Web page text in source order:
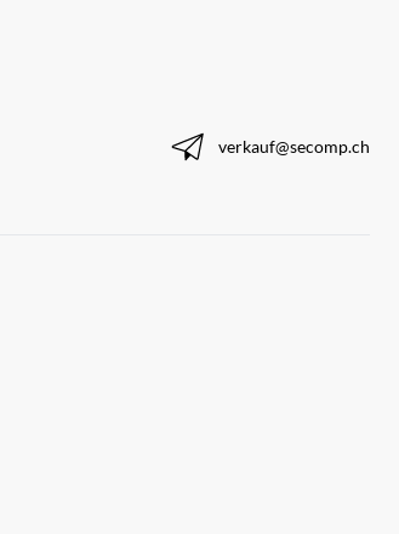
verkauf@secomp.ch